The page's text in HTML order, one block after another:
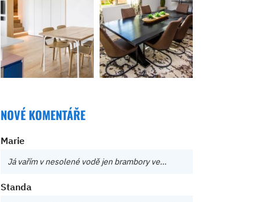
NOVÉ KOMENTÁŘE
Marie
Já vařím v nesolené vodě jen brambory ve…
Standa